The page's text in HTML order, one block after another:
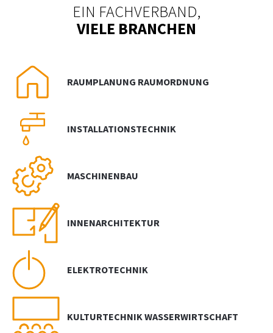
KAMPAGNE
EIN FACHVERBAND,
VIELE BRANCHEN
RAUMPLANUNG RAUMORDNUNG
INSTALLATIONSTECHNIK
MASCHINENBAU
INNENARCHITEKTUR
ELEKTROTECHNIK
KULTURTECHNIK WASSERWIRTSCHAFT